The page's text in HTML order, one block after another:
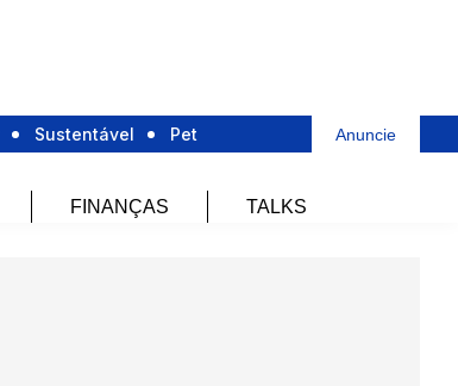
Sustentável Pet Anuncie
FINANÇAS TALKS